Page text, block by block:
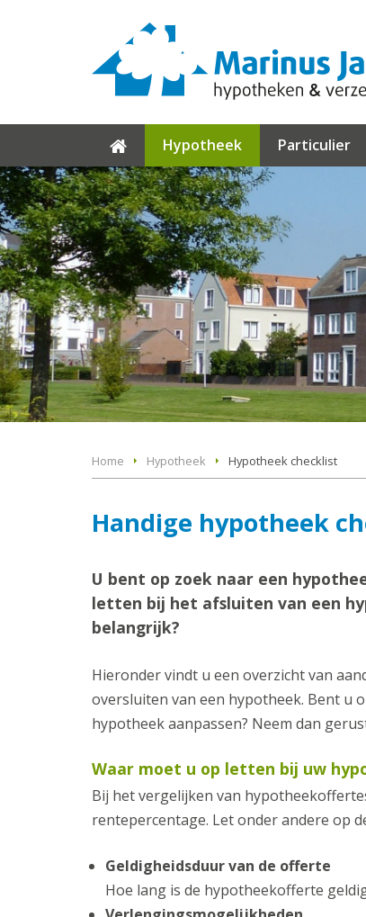
Hypotheek Particulier
Home Hypotheek Hypotheek checklist
Handige hypotheek
U bent op zoek naar een
letten bij het afsluiten van een
belangrijk?
Hieronder vindt u een overzicht van
oversluiten van een hypotheek. Bent u
hypotheek aanpassen? Neem dan
Waar moet u op letten bij uw
Bij het vergelijken van
rentepercentage. Let onder andere op
Geldigheidsduur van de offerte
Hoe lang is de hypotheekofferte